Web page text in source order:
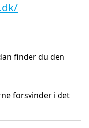
finder du den
forsvinder i det